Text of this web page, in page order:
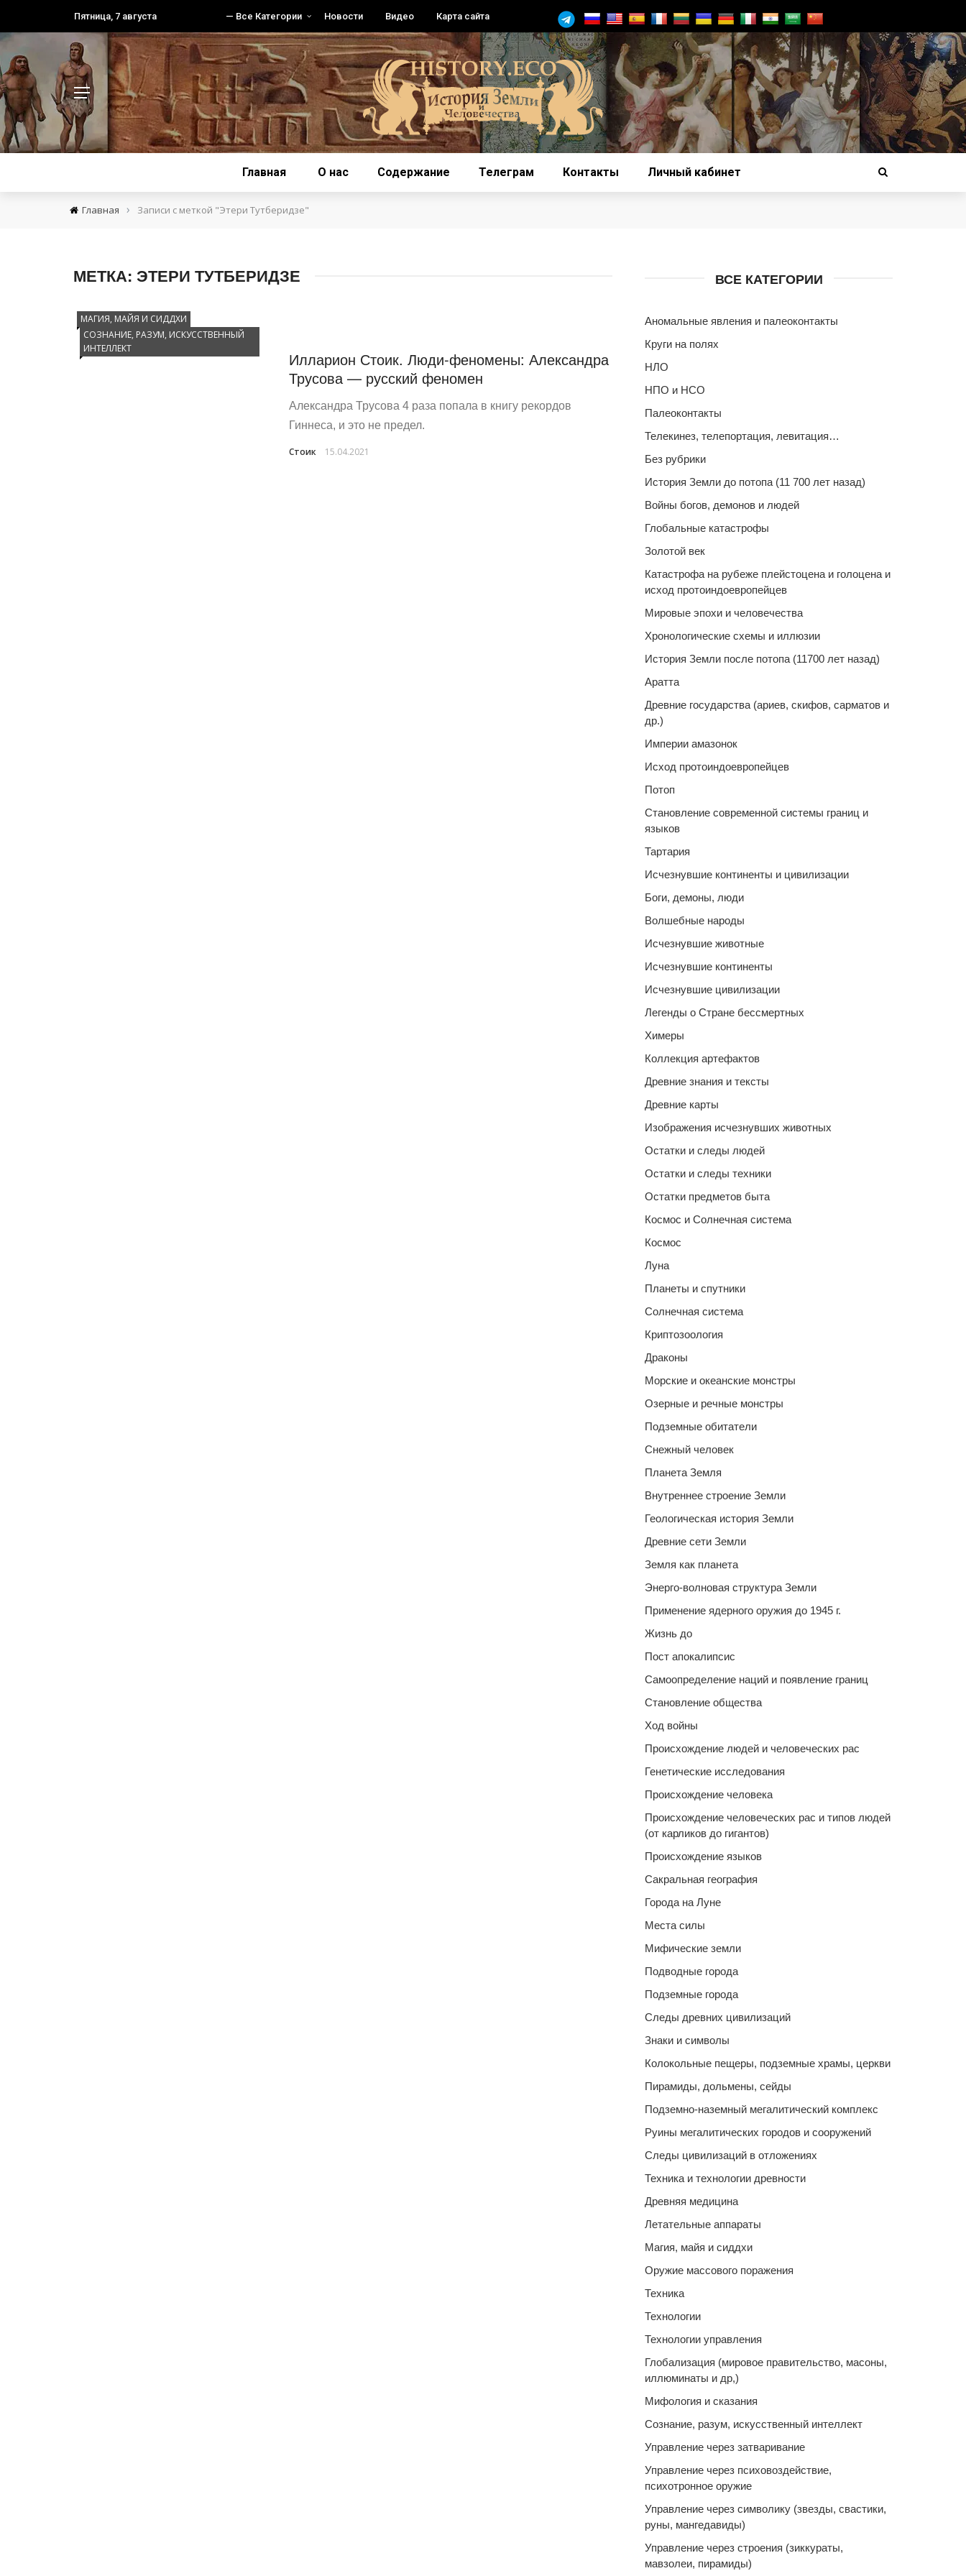
Пятница, 7 августа — Все Категории Новости Видео Карта сайта
Главная О нас Содержание Телеграм Контакты Личный кабинет
Главная › Записи с меткой "Этери Тутберидзе"
МЕТКА: ЭТЕРИ ТУТБЕРИДЗЕ
МАГИЯ, МАЙЯ И СИДДХИ
СОЗНАНИЕ, РАЗУМ, ИСКУССТВЕННЫЙ
ИНТЕЛЛЕКТ
Илларион Стоик. Люди-феномены: Александра
Трусова — русский феномен
Александра Трусова 4 раза попала в книгу рекордов
Гиннеса, и это не предел.
Стоик 15.04.2021
ВСЕ КАТЕГОРИИ
Аномальные явления и палеоконтакты
Круги на полях
НЛО
НПО и НСО
Палеоконтакты
Телекинез, телепортация, левитация…
Без рубрики
История Земли до потопа (11 700 лет назад)
Войны богов, демонов и людей
Глобальные катастрофы
Золотой век
Катастрофа на рубеже плейстоцена и голоцена и
исход протоиндоевропейцев
Мировые эпохи и человечества
Хронологические схемы и иллюзии
История Земли после потопа (11700 лет назад)
Аратта
Древние государства (ариев, скифов, сарматов и
др.)
Империи амазонок
Исход протоиндоевропейцев
Потоп
Становление современной системы границ и
языков
Тартария
Исчезнувшие континенты и цивилизации
Боги, демоны, люди
Волшебные народы
Исчезнувшие животные
Исчезнувшие континенты
Исчезнувшие цивилизации
Легенды о Стране бессмертных
Химеры
Коллекция артефактов
Древние знания и тексты
Древние карты
Изображения исчезнувших животных
Остатки и следы людей
Остатки и следы техники
Остатки предметов быта
Космос и Солнечная система
Космос
Луна
Планеты и спутники
Солнечная система
Криптозоология
Драконы
Морские и океанские монстры
Озерные и речные монстры
Подземные обитатели
Снежный человек
Планета Земля
Внутреннее строение Земли
Геологическая история Земли
Древние сети Земли
Земля как планета
Энерго-волновая структура Земли
Применение ядерного оружия до 1945 г.
Жизнь до
Пост апокалипсис
Самоопределение наций и появление границ
Становление общества
Ход войны
Происхождение людей и человеческих рас
Генетические исследования
Происхождение человека
Происхождение человеческих рас и типов людей
(от карликов до гигантов)
Происхождение языков
Сакральная география
Города на Луне
Места силы
Мифические земли
Подводные города
Подземные города
Следы древних цивилизаций
Знаки и символы
Колокольные пещеры, подземные храмы, церкви
Пирамиды, дольмены, сейды
Подземно-наземный мегалитический комплекс
Руины мегалитических городов и сооружений
Следы цивилизаций в отложениях
Техника и технологии древности
Древняя медицина
Летательные аппараты
Магия, майя и сиддхи
Оружие массового поражения
Техника
Технологии
Технологии управления
Глобализация (мировое правительство, масоны,
иллюминаты и др,)
Мифология и сказания
Сознание, разум, искусственный интеллект
Управление через затваривание
Управление через психовоздействие,
психотронное оружие
Управление через символику (звезды, свастики,
руны, мангедавиды)
Управление через строения (зиккураты,
мавзолеи, пирамиды)